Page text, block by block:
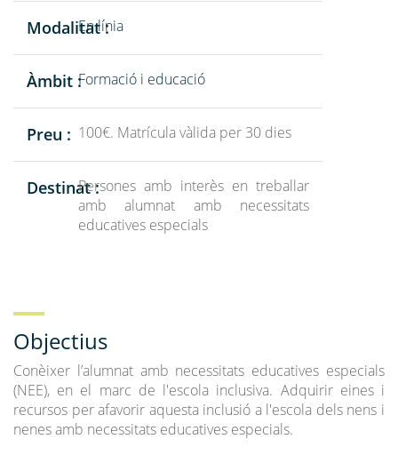
Modalitat :
En línia
Àmbit :Formació i educació
Preu : 100€. Matrícula vàlida per 30 dies
Destinat :Persones amb interès en treballar
amb alumnat amb necessitats
educatives especials
Objectius
Conèixer l’alumnat amb necessitats educatives especials
(NEE), en el marc de l'escola inclusiva. Adquirir eines i
recursos per afavorir aquesta inclusió a l'escola dels nens i
nenes amb necessitats educatives especials.